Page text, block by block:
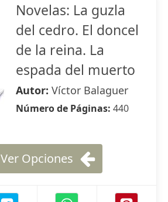
Novelas: La guzla
del cedro. El doncel
de la reina. La
espada del muerto
Autor: Víctor Balaguer
Número de Páginas: 440
Ver Opciones